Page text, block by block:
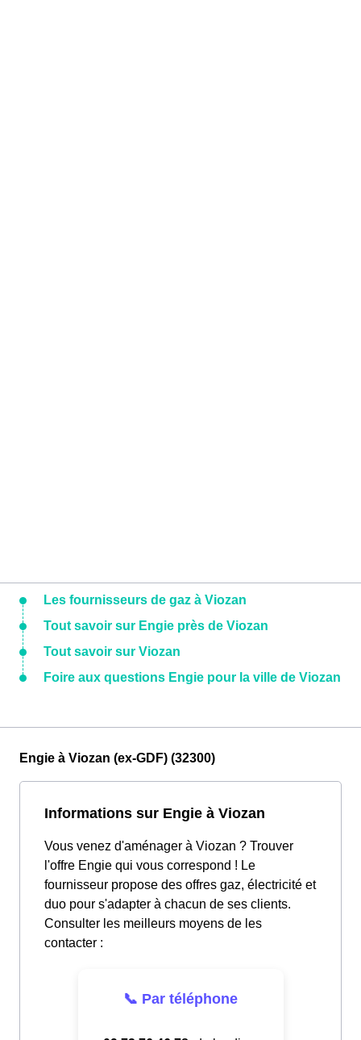
Les fournisseurs de gaz à Viozan
Tout savoir sur Engie près de Viozan
Tout savoir sur Viozan
Foire aux questions Engie pour la ville de Viozan
Engie à Viozan (ex-GDF) (32300)
Informations sur Engie à Viozan
Vous venez d'aménager à Viozan ? Trouver
l'offre Engie qui vous correspond ! Le
fournisseur propose des offres gaz, électricité et
duo pour s'adapter à chacun de ses clients.
Consulter les meilleurs moyens de les
contacter :
📞 Par téléphone